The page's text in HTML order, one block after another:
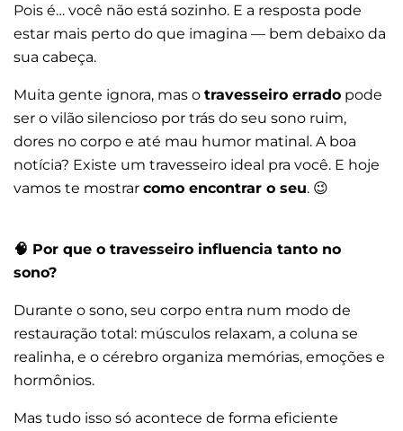
Pois é… você não está sozinho. E a resposta pode
estar mais perto do que imagina — bem debaixo da
sua cabeça.
Muita gente ignora, mas o travesseiro errado pode
ser o vilão silencioso por trás do seu sono ruim,
dores no corpo e até mau humor matinal. A boa
notícia? Existe um travesseiro ideal pra você. E hoje
vamos te mostrar como encontrar o seu. 😉
🧠 Por que o travesseiro influencia tanto no
sono?
Durante o sono, seu corpo entra num modo de
restauração total: músculos relaxam, a coluna se
realinha, e o cérebro organiza memórias, emoções e
hormônios.
Mas tudo isso só acontece de forma eficiente